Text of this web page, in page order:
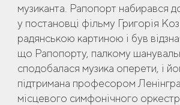
музиканта. Рапопорт набирався
у постановці фільму Григорія
радянською картиною і був
що Рапопорту, палкому
сподобалася музика оперети, і
підтримана професором
місцевого симфонічного